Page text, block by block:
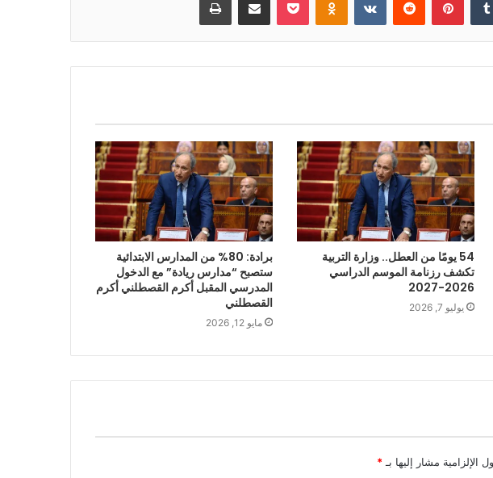
54 يومًا من العطل.. وزارة التربية
تكشف رزنامة الموسم الدراسي
2026-2027
يوليو 7, 2026
برادة: 80% من المدارس الابتدائية
ستصبح “مدارس ريادة” مع الدخول
المدرسي المقبل أكرم القصطلني أكرم
القصطلني
مايو 12, 2026
الإلزامية مشار إليها بـ*